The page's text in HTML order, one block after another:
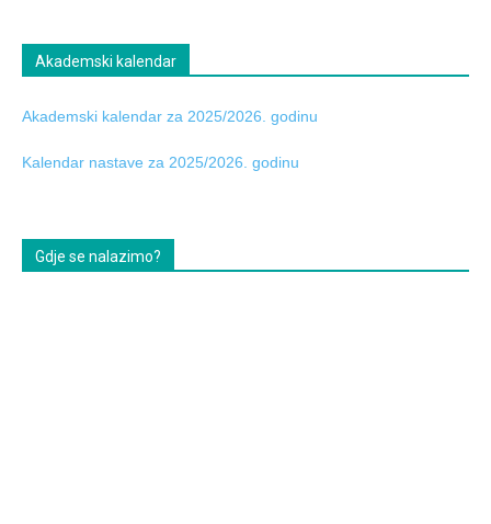
Akademski kalendar
Akademski kalendar za 2025/2026. godinu
Kalendar nastave za 2025/2026. godinu
Gdje se nalazimo?